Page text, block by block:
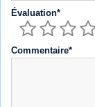
Évaluation*
Commentaire*